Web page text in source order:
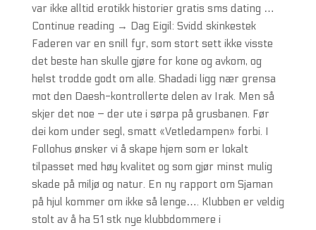
var ikke alltid erotikk historier gratis sms dating …
Continue reading → Dag Eigil: Svidd skinkestek
Faderen var en snill fyr, som stort sett ikke visste
det beste han skulle gjøre for kone og avkom, og
helst trodde godt om alle. Shadadi ligg nær grensa
mot den Daesh-kontrollerte delen av Irak. Men så
skjer det noe – der ute i sørpa på grusbanen. Før
dei kom under segl, smatt «Vetledampen» forbi. I
Follohus ønsker vi å skape hjem som er lokalt
tilpasset med høy kvalitet og som gjør minst mulig
skade på miljø og natur. En ny rapport om Sjaman
på hjul kommer om ikke så lenge…. Klubben er veldig
stolt av å ha 51 stk nye klubbdommere i